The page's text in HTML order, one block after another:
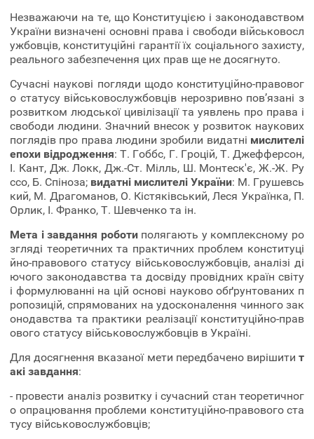
Незважаючи на те, що Конституцією і законодавством
України визначені основні права і свободи військовосл
ужбовців, конституційні гарантії їх соціального захисту,
реального забезпечення цих прав ще не досягнуто.
Сучасні наукові погляди щодо конституційно-правовог
о статусу військовослужбовців нерозривно пов’язані з
розвитком людської цивілізації та уявлень про права і
свободи людини. Значний внесок у розвиток наукових
поглядів про права людини зробили видатні мислителі
епохи відродження: Т. Гоббс, Г. Гроцій, Т. Джефферсон,
І. Кант, Дж. Локк, Дж.-Ст. Мілль, Ш. Монтеск'є, Ж.-Ж. Ру
ссо, Б. Спіноза; видатні мислителі України: М. Грушевсь
кий, М. Драгоманов, О. Кістяківський, Леся Українка, П.
Орлик, І. Франко, Т. Шевченко та ін.
Мета і завдання роботиполягають у комплексному ро
згляді теоретичних та практичних проблем конституці
йно-правового статусу військовослужбовців, аналізі ді
ючого законодавства та досвіду провідних країн світу
і формулюванні на цій основі науково обґрунтованих п
ропозицій, спрямованих на удосконалення чинного зак
онодавства та практики реалізації конституційно-прав
ового статусу військовослужбовців в Україні.
Для досягнення вказаної мети передбачено вирішити т
акі завдання:
- провести аналіз розвитку і сучасний стан теоретичног
о опрацювання проблеми конституційно-правового ста
тусу військовослужбовців;